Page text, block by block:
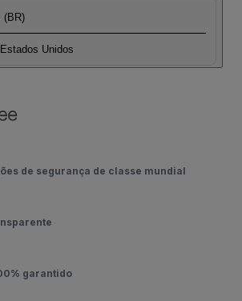
(BR)
Unidos
de segurança de classe mundial
garantido